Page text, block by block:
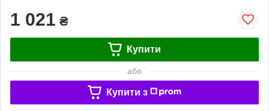
1 021 ₴
Купити
або
Купити з